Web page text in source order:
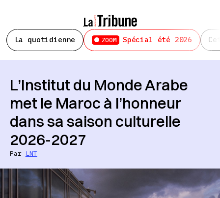
La quotidienne ZOOM Spécial été 2026
L’Institut du Monde Arabe
met le Maroc à l’honneur
dans sa saison culturelle
2026-2027
Par LNT